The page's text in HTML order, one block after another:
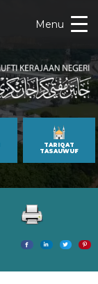
Menu
TARIQAT
TASAUWUF